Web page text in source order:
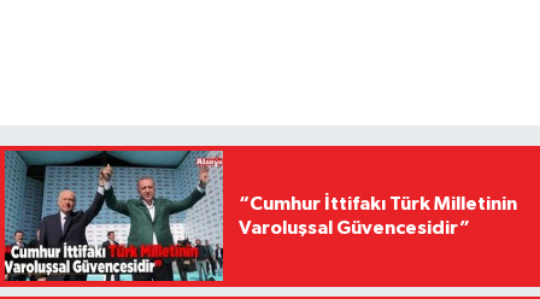
“Cumhur İttifakı Türk Milletinin
Varoluşsal Güvencesidir”